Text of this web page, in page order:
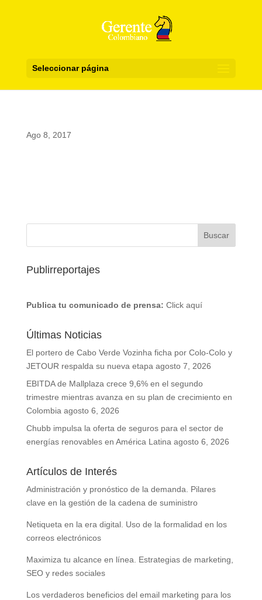
Seleccionar página
Ago 8, 2017
Publirreportajes
Publica tu comunicado de prensa: Click aquí
Últimas Noticias
El portero de Cabo Verde Vozinha ficha por Colo-Colo y
JETOUR respalda su nueva etapa agosto 7, 2026
EBITDA de Mallplaza crece 9,6% en el segundo
trimestre mientras avanza en su plan de crecimiento en
Colombia agosto 6, 2026
Chubb impulsa la oferta de seguros para el sector de
energías renovables en América Latina agosto 6, 2026
Artículos de Interés
Administración y pronóstico de la demanda. Pilares
clave en la gestión de la cadena de suministro
Netiqueta en la era digital. Uso de la formalidad en los
correos electrónicos
Maximiza tu alcance en línea. Estrategias de marketing,
SEO y redes sociales
Los verdaderos beneficios del email marketing para los